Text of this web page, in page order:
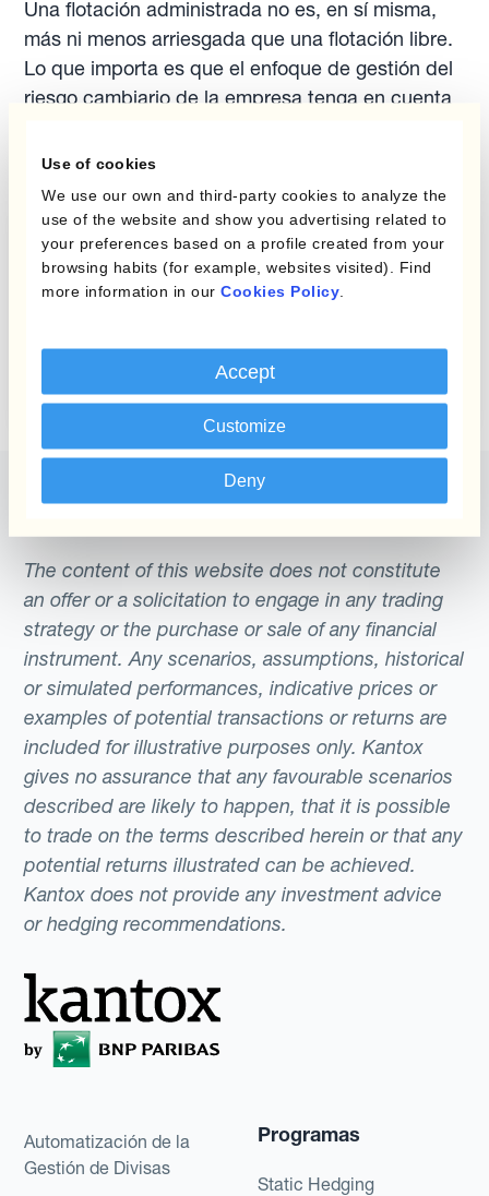
Use of cookies
We use our own and third-party cookies to analyze the
use of the website and show you advertising related to
your preferences based on a profile created from your
browsing habits (for example, websites visited). Find
more information in our Cookies Policy
Accept
Customize
Deny
Una flotación administrada no es, en sí misma,
más ni menos arriesgada que una flotación libre.
Lo que importa es que el enfoque de gestión del
riesgo cambiario de la empresa tenga en cuenta
que opera.
Report
Guía Para la
Presupuesto
The content of this website does not constitute
an offer or a solicitation to engage in any trading
strategy or the purchase or sale of any financial
instrument. Any scenarios, assumptions, historical
or simulated performances, indicative prices or
examples of potential transactions or returns are
included for illustrative purposes only. Kantox
gives no assurance that any favourable scenarios
described are likely to happen, that it is possible
to trade on the terms described herein or that any
potential returns illustrated can be achieved.
Kantox does not provide any investment advice
or hedging recommendations.
Automatización de la
Gestión de Divisas
Programas
Static Hedging